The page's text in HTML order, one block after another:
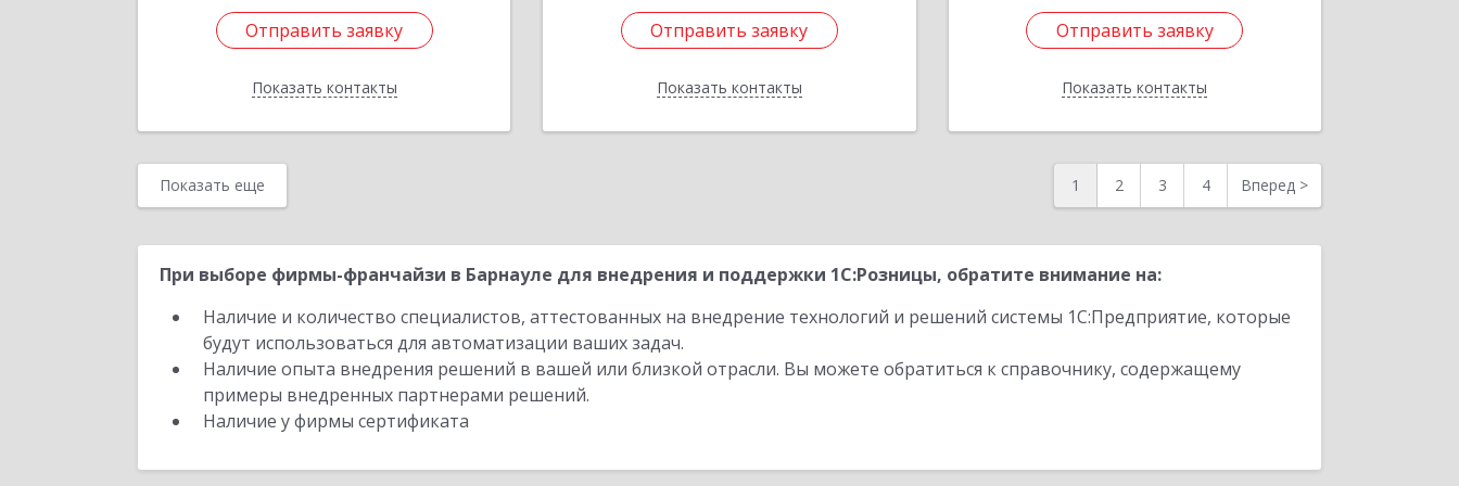
Отправить заявку
Показать контакты
Отправить заявку
Назад
Отправить заявку
Показать контакты
Отправить заявку
Назад
Отправить заявку
Показать контакты
Отправить заявку
Назад
Показать еще 1 2 3 4 Вперед >
При выборе фирмы-франчайзи в Барнауле для внедрения и поддержки 1С:Розницы, обратите внимание на:
Наличие и количество специалистов, аттестованных на внедрение технологий и решений системы 1С:Предприятие, которые
будут использоваться для автоматизации ваших задач.
Наличие опыта внедрения решений в вашей или близкой отрасли. Вы можете обратиться к справочнику, содержащему
примеры внедренных партнерами решений.
Наличие у фирмы сертификата